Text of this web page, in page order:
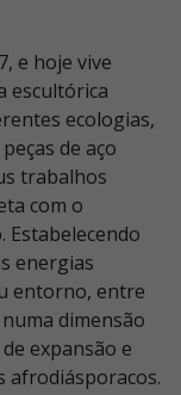
e hoje vive
escultórica
ecologias,
de aço
trabalhos
com o
energias
entorno, entre
dimensão
expansão e
afrodiásporacos.